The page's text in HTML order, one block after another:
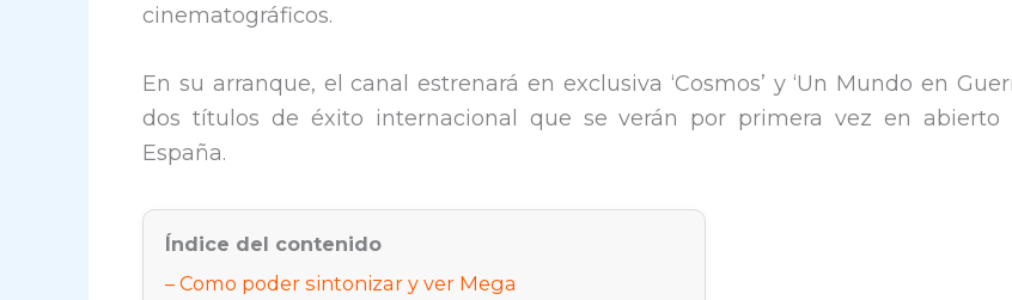
cinematográficos.
En su arranque, el canal estrenará en exclusiva ‘Cosmos’ y ‘Un Mundo en
dos títulos de éxito internacional que se verán por primera vez en abierto
España.
Índice del contenido
Como poder sintonizar y ver Mega